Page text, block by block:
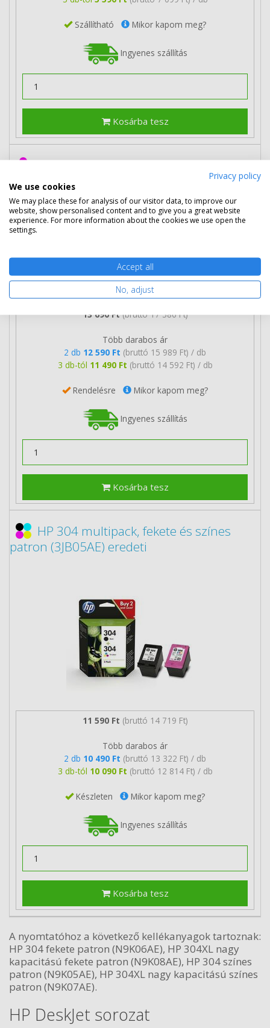
Szállítható Mikor kapom meg?
Ingyenes szállítás
Kosárba tesz
HP 304XL nagy kapacitású színes
patron (N9K07AE) eredeti
13 690 Ft (bruttó 17 386 Ft)
Több darabos ár
2 db 12 590 Ft (bruttó 15 989 Ft) / db
3 db-tól 11 490 Ft (bruttó 14 592 Ft) / db
Rendelésre Mikor kapom meg?
Ingyenes szállítás
Kosárba tesz
HP 304 multipack, fekete és színes
patron (3JB05AE) eredeti
11 590 Ft (bruttó 14 719 Ft)
Több darabos ár
2 db 10 490 Ft (bruttó 13 322 Ft) / db
3 db-tól 10 090 Ft (bruttó 12 814 Ft) / db
Készleten Mikor kapom meg?
Ingyenes szállítás
Kosárba tesz
A nyomtatóhoz a következő kellékanyagok tartoznak:
HP 304 fekete patron (N9K06AE), HP 304XL nagy
kapacitású fekete patron (N9K08AE), HP 304 színes
patron (N9K05AE), HP 304XL nagy kapacitású színes
patron (N9K07AE).
HP DeskJet sorozat
Privacy policy
We use cookies
We may place these for analysis of our visitor data, to improve our
website, show personalised content and to give you a great website
experience. For more information about the cookies we use open the
settings.
Accept all
No, adjust